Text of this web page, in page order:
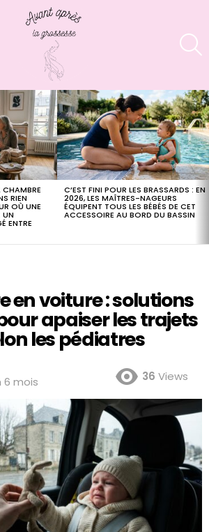
CHAMBRE
RIEN
OÙ UNE
UN
ENTRE
C’EST FINI POUR LES BRASSARDS : EN
2026, LES MAÎTRES-NAGEURS
ÉQUIPENT TOUS LES BÉBÉS DE CET
ACCESSOIRE AU BORD DU BASSIN
en voiture : solutions
apaiser les trajets
les pédiatres
6 mois
36 Views